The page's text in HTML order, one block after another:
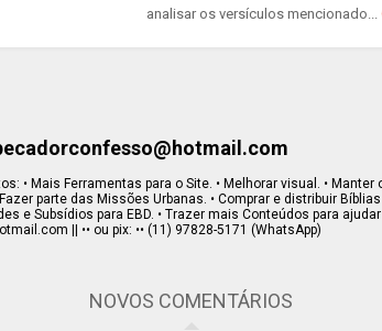
analisar os versículos mencionado...
• Mais Ferramentas para o Site. • Melhorar visual. •
parte das Missões Urbanas. • Comprar e distribuir
e Subsídios para EBD. • Trazer mais Conteúdos para
|| •• ou pix: •• (11) 97828-5171 (WhatsApp)
NOVOS COMENTÁRIOS